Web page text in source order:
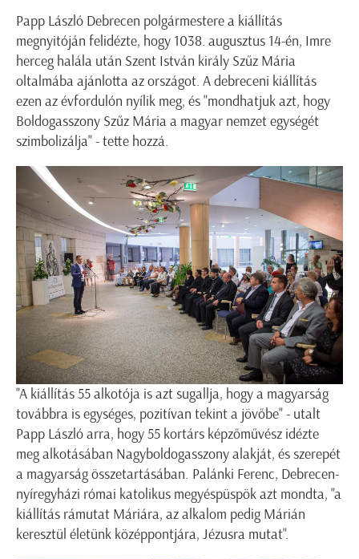
Papp László Debrecen polgármestere a kiállítás
megnyitóján felidézte, hogy 1038. augusztus 14-én, Imre
herceg halála után Szent István király Szűz Mária
oltalmába ajánlotta az országot. A debreceni kiállítás
ezen az évfordulón nyílik meg, és "mondhatjuk azt, hogy
Boldogasszony Szűz Mária a magyar nemzet egységét
szimbolizálja" - tette hozzá.
"A kiállítás 55 alkotója is azt sugallja, hogy a magyarság
továbbra is egységes, pozitívan tekint a jövőbe" - utalt
Papp László arra, hogy 55 kortárs képzőművész idézte
meg alkotásában Nagyboldogasszony alakját, és szerepét
a magyarság összetartásában. Palánki Ferenc, Debrecen-
nyíregyházi római katolikus megyéspüspök azt mondta, "a
kiállítás rámutat Máriára, az alkalom pedig Márián
keresztül életünk középpontjára, Jézusra mutat".